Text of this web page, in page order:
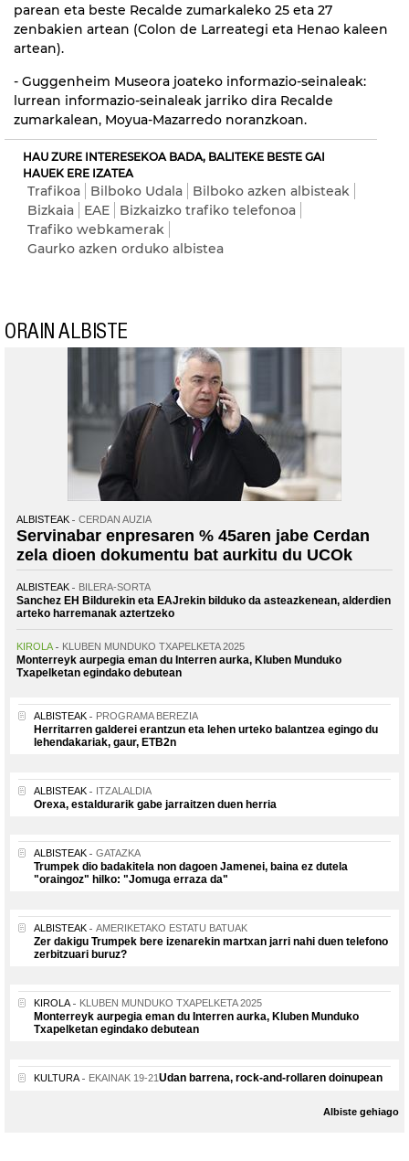
parean eta beste Recalde zumarkaleko 25 eta 27
zenbakien artean (Colon de Larreategi eta Henao kaleen
artean).
- Guggenheim Museora joateko informazio-seinaleak:
lurrean informazio-seinaleak jarriko dira Recalde
zumarkalean, Moyua-Mazarredo noranzkoan.
HAU ZURE INTERESEKOA BADA, BALITEKE BESTE GAI
HAUEK ERE IZATEA
Trafikoa Bilboko Udala
Bilboko azken albisteak
Bizkaia
EAE
Bizkaizko trafiko telefonoa
Trafiko webkamerak
Gaurko azken orduko albistea
ORAIN ALBISTE
ALBISTEAK CERDAN AUZIA
Servinabar enpresaren % 45aren jabe Cerdan
zela dioen dokumentu bat aurkitu du UCOk
ALBISTEAK BILERA-SORTA
Sanchez EH Bildurekin eta EAJrekin bilduko da asteazkenean, alderdien
arteko harremanak aztertzeko
KIROLA KLUBEN MUNDUKO TXAPELKETA 2025
Monterreyk aurpegia eman du Interren aurka, Kluben Munduko
Txapelketan egindako debutean
ALBISTEAK PROGRAMA BEREZIA
Herritarren galderei erantzun eta lehen urteko balantzea egingo du
lehendakariak, gaur, ETB2n
ALBISTEAK ITZALALDIA
Orexa, estaldurarik gabe jarraitzen duen herria
ALBISTEAK GATAZKA
Trumpek dio badakitela non dagoen Jamenei, baina ez dutela
"oraingoz" hilko: "Jomuga erraza da"
ALBISTEAK AMERIKETAKO ESTATU BATUAK
Zer dakigu Trumpek bere izenarekin martxan jarri nahi duen telefono
zerbitzuari buruz?
KIROLA KLUBEN MUNDUKO TXAPELKETA 2025
Monterreyk aurpegia eman du Interren aurka, Kluben Munduko
Txapelketan egindako debutean
KULTURA EKAINAK 19-21Udan barrena, rock-and-rollaren doinupean
Albiste gehiago